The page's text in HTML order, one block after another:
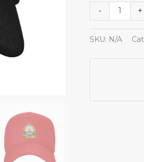
-
Casquette
de
baseball
pour
femmes,
+
SKU: N/A